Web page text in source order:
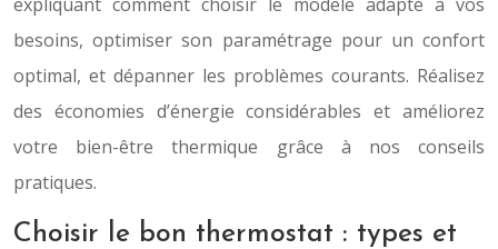
besoins, optimiser son paramétrage pour un confort
optimal, et dépanner les problèmes courants. Réalisez
des économies d’énergie considérables et améliorez
votre bien-être thermique grâce à nos conseils
pratiques.
Choisir le bon thermostat : types et